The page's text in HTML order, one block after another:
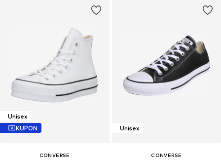
Unisex
KUPON
CONVERSE
Unisex
CONVERSE